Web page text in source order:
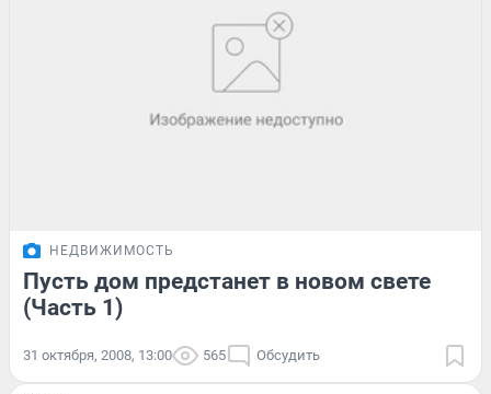
НЕДВИЖИМОСТЬ
Пусть дом предстанет в новом свете
(Часть 1)
31 октября, 2008, 13:00 565 Обсудить